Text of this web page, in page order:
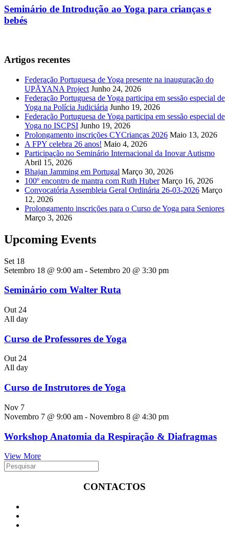
Seminário de Introdução ao Yoga para crianças e
bebés
Artigos recentes
Federação Portuguesa de Yoga presente na inauguração do
UPĀYANA Project Junho 24, 2026
Federação Portuguesa de Yoga participa em sessão especial de
Yoga na Polícia Judiciária Junho 19, 2026
Federação Portuguesa de Yoga participa em sessão especial de
Yoga no ISCPSI Junho 19, 2026
Prolongamento inscrições CYCrianças 2026 Maio 13, 2026
A FPY celebra 26 anos! Maio 4, 2026
Participação no Seminário Internacional da Inovar Autismo
Abril 15, 2026
Bhajan Jamming em Portugal Março 30, 2026
100º encontro de mantra com Ruth Huber Março 16, 2026
Convocatória Assembleia Geral Ordinária 26-03-2026 Março
12, 2026
Prolongamento inscrições para o Curso de Yoga para Seniores
Março 3, 2026
Upcoming Events
Set 18
Setembro 18 @ 9:00 am - Setembro 20 @ 3:30 pm
Seminário com Walter Ruta
Out 24
All day
Curso de Professores de Yoga
Out24
All day
Curso de Instrutores de Yoga
Nov 7
Novembro 7 @ 9:00 am - Novembro 8 @ 4:30 pm
Workshop Anatomia da Respiração & Diafragmas
View More
CONTACTOS